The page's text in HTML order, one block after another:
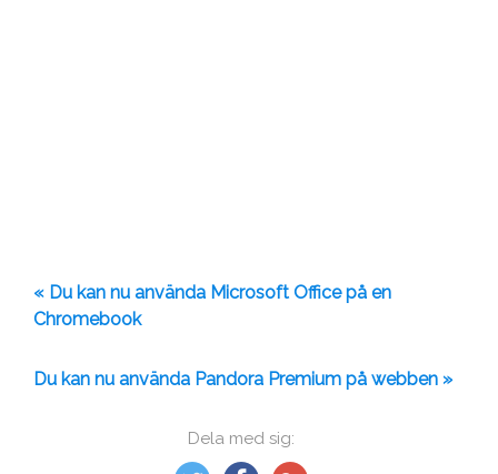
Dela med sig:
« Du kan nu använda Microsoft Office på en
Chromebook
Du kan nu använda Pandora Premium på webben »